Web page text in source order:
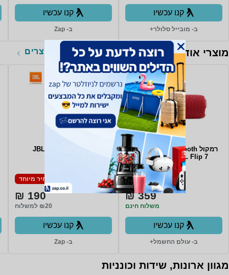
קנו עכשיו
ב- מובייל סלולר+
קנו עכשיו
ב- Zap
מוצרי אודיו לכל המוצרים
רמקול Bluetooth אלחוטי נייד
JBL Flip 7 - צבע אדום
מחיר מיוחד
359 ₪
משלוח חינם
קנו עכשיו
ב- עולם החשמל+
מחיר מיוחד
190 ₪
₪20 למשלוח
קנו עכשיו
ב- Zap
מגוון ארונות, שידות וכונניות